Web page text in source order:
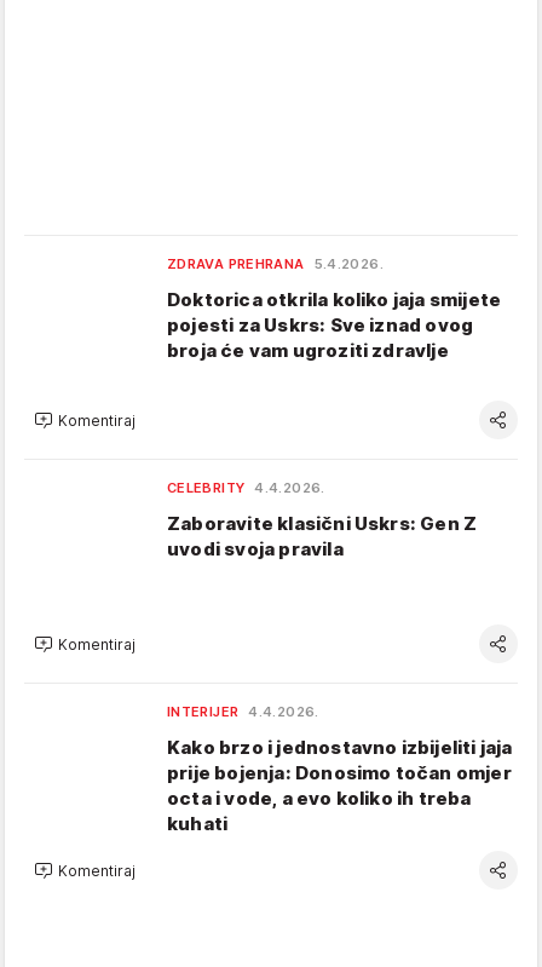
ZDRAVA PREHRANA 5.4.2026.
Doktorica otkrila koliko jaja smijete
pojesti za Uskrs: Sve iznad ovog
broja će vam ugroziti zdravlje
Komentiraj
CELEBRITY 4.4.2026.
Zaboravite klasični Uskrs: Gen Z
uvodi svoja pravila
Komentiraj
INTERIJER 4.4.2026.
Kako brzo i jednostavno izbijeliti jaja
prije bojenja: Donosimo točan omjer
octa i vode, a evo koliko ih treba
kuhati
Komentiraj